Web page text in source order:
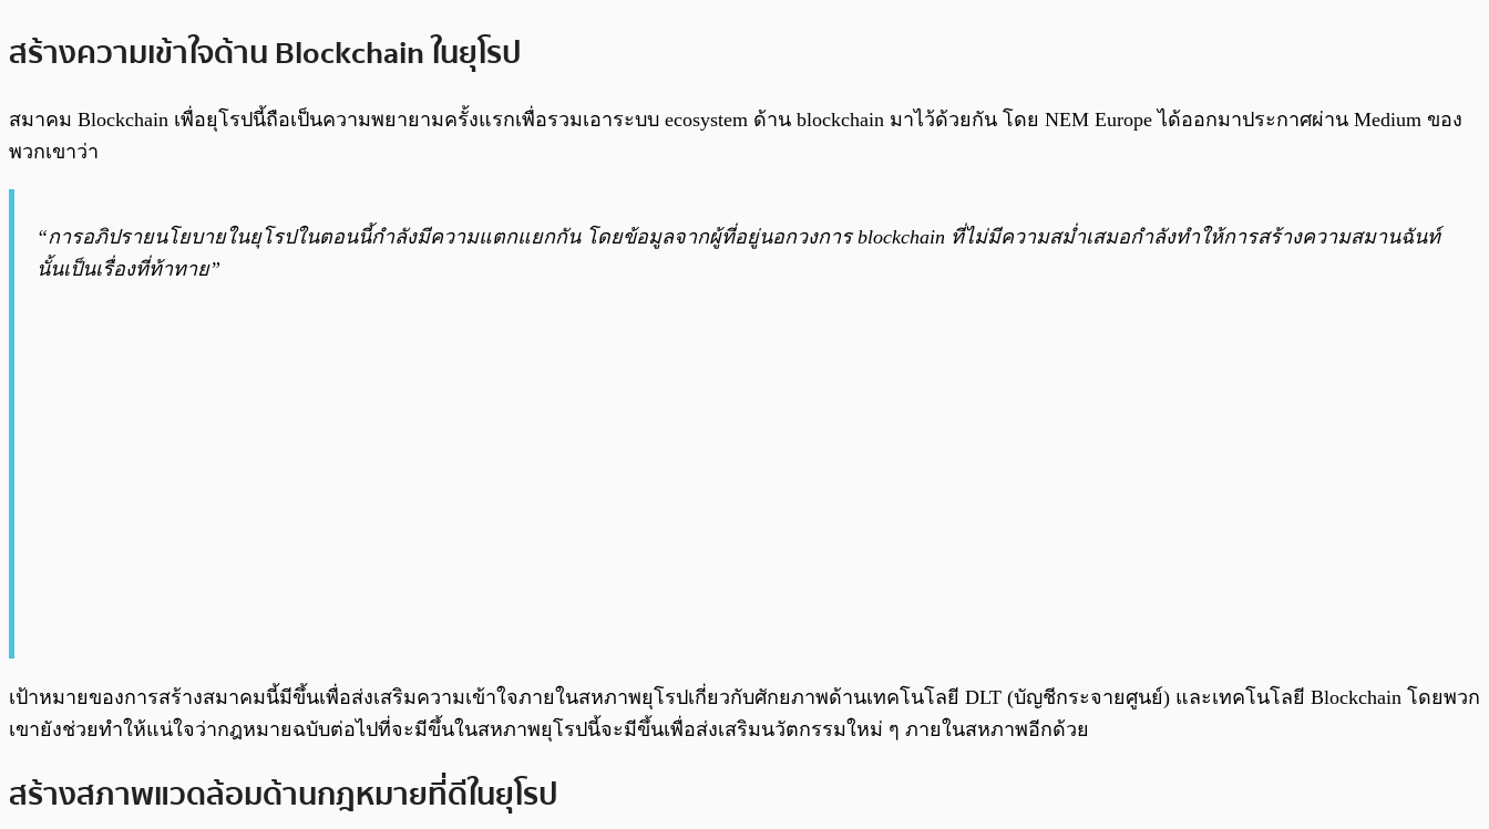
สร้างความเข้าใจด้าน Blockchain ในยุโรป
สมาคม Blockchain เพื่อยุโรปนี้ถือเป็นความพยายามครั้งแรกเพื่อรวมเอาระบบ ecosystem ด้าน blockchain มาไว้ด้วยกัน โดย NEM Europe ได้ออกมาประกาศผ่าน Medium ของ
พวกเขาว่า
“การอภิปรายนโยบายในยุโรปในตอนนี้กำลังมีความแตกแยกกัน โดยข้อมูลจากผู้ที่อยู่นอกวงการ blockchain ที่ไม่มีความสม่ำเสมอกำลังทำให้การสร้างความสมานฉันท์
นั้นเป็นเรื่องที่ท้าทาย”
เป้าหมายของการสร้างสมาคมนี้มีขึ้นเพื่อส่งเสริมความเข้าใจภายในสหภาพยุโรปเกี่ยวกับศักยภาพด้านเทคโนโลยี DLT (บัญชีกระจายศูนย์) และเทคโนโลยี Blockchain โดยพวก
เขายังช่วยทำให้แน่ใจว่ากฎหมายฉบับต่อไปที่จะมีขึ้นในสหภาพยุโรปนี้จะมีขึ้นเพื่อส่งเสริมนวัตกรรมใหม่ ๆ ภายในสหภาพอีกด้วย
สร้างสภาพแวดล้อมด้านกฎหมายที่ดีในยุโรป